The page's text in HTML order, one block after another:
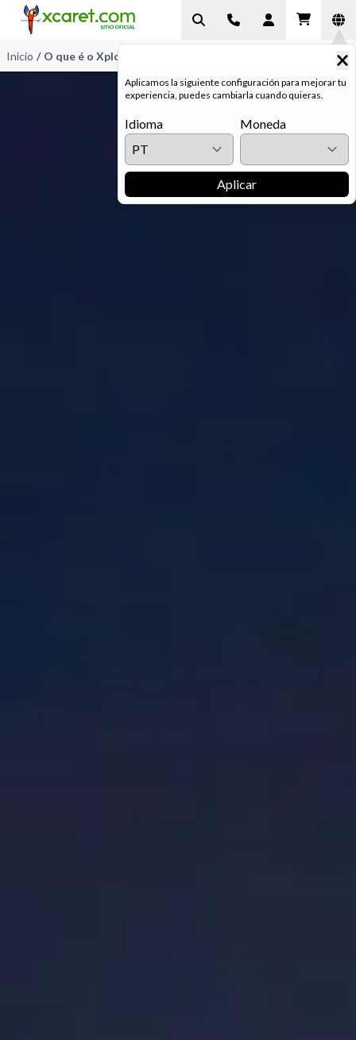
Aplicamos la siguiente configuración para mejorar tu
experiencia, puedes cambiarla cuando quieras.
Idioma Moneda
Aplicar
Inicio / O que é o Xplor Fuego?